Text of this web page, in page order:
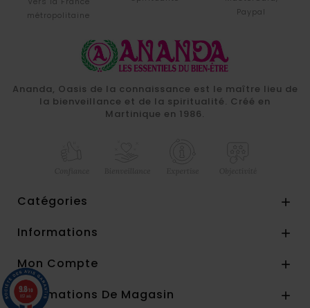
métropolitaine
Paypal
Ananda, Oasis de la connaissance est le maître lieu de
la bienveillance et de la spiritualité. Créé en
Martinique en 1986.
Catégories 
Informations 
Mon Compte 
Informations De Magasin 
9.8/10
857 avis